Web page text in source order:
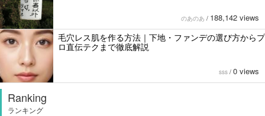
のあのあ / 188,142 views
毛穴レス肌を作る方法｜下地・ファンデの選び方からプ
ロ直伝テクまで徹底解説
sss / 0 views
Ranking
ランキング